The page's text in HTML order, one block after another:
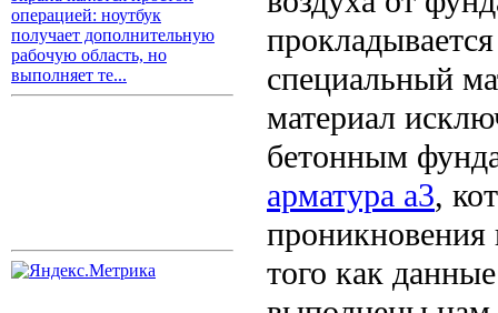
операцией: ноутбук
получает дополнительную
рабочую область, но
выполняет те...
специальный
материал
бетонным
арматура а3,
проникновения
того как